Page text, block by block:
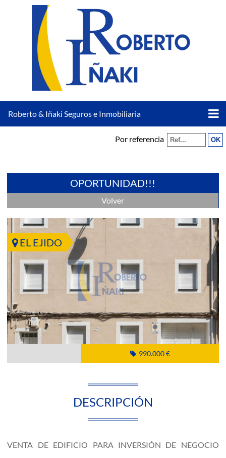
Roberto & Iñaki Seguros e Inmobiliaria
Por referencia
OPORTUNIDAD!!!
Volver
EL EJIDO
990.000 €
DESCRIPCIÓN
VENTA DE EDIFICIO PARA INVERSIÓN DE NEGOCIO